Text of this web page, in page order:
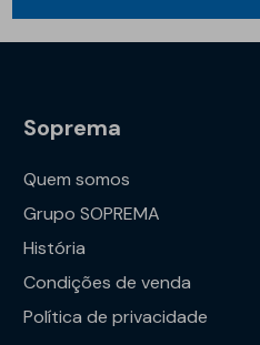
Soprema
Quem somos
Grupo SOPREMA
História
Condições de venda
Política de privacidade